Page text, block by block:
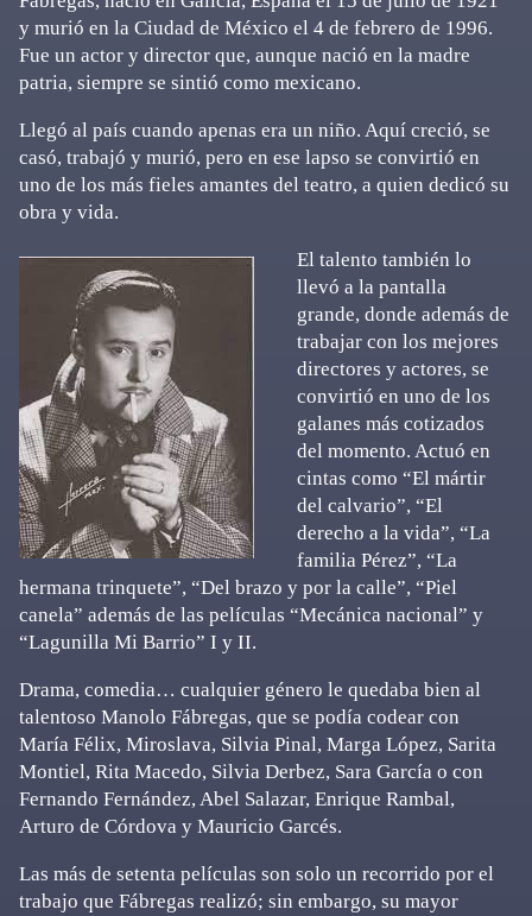
y murió en la Ciudad de México el 4 de febrero de 1996.
Fue un actor y director que, aunque nació en la madre
patria, siempre se sintió como mexicano.
Llegó al país cuando apenas era un niño. Aquí creció, se
casó, trabajó y murió, pero en ese lapso se convirtió en
uno de los más fieles amantes del teatro, a quien dedicó su
obra y vida.
El talento también lo
llevó a la pantalla
grande, donde además de
trabajar con los mejores
directores y actores, se
convirtió en uno de los
galanes más cotizados
del momento. Actuó en
cintas como “El mártir
del calvario”, “El
derecho a la vida”, “La
familia Pérez”, “La
hermana trinquete”, “Del brazo y por la calle”, “Piel
canela” además de las películas “Mecánica nacional” y
“Lagunilla Mi Barrio” I y II.
Drama, comedia… cualquier género le quedaba bien al
talentoso Manolo Fábregas, que se podía codear con
María Félix, Miroslava, Silvia Pinal, Marga López, Sarita
Montiel, Rita Macedo, Silvia Derbez, Sara García o con
Fernando Fernández, Abel Salazar, Enrique Rambal,
Arturo de Córdova y Mauricio Garcés.
Las más de setenta películas son solo un recorrido por el
trabajo que Fábregas realizó; sin embargo, su mayor